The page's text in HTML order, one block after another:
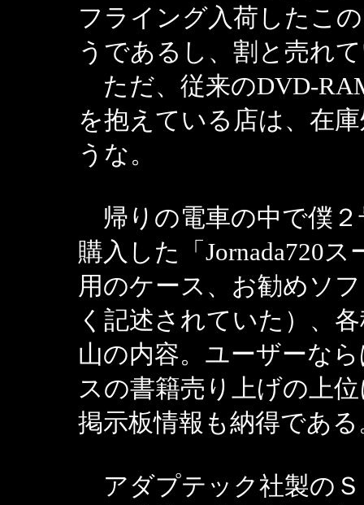
フライング入荷したこ
うであるし、割と売れ
ただ、従来のDVD-
を抱えている店は、在
うな。
帰りの電車の中で僕２
購入した「Jornada720
用のケース、お勧めソ
く記述されていた）、
山の内容。ユーザーな
スの書籍売り上げの上
掲示板情報も納得である
アダプテック社製のＳ